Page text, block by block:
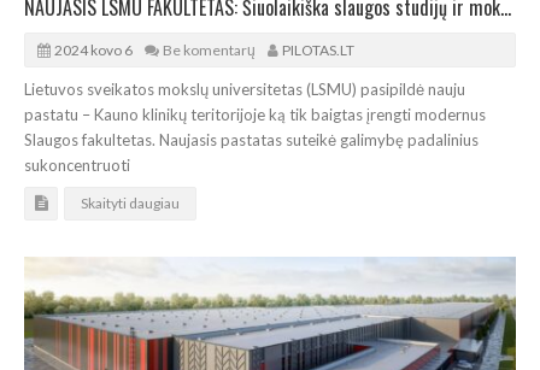
NAUJASIS LSMU FAKULTETAS: Šiuolaikiška slaugos studijų ir mokslo bazė
2024 kovo 6 Be komentarų PILOTAS.LT
Lietuvos sveikatos mokslų universitetas (LSMU) pasipildė nauju
pastatu – Kauno klinikų teritorijoje ką tik baigtas įrengti modernus
Slaugos fakultetas. Naujasis pastatas suteikė galimybę padalinius
sukoncentruoti
Skaityti daugiau